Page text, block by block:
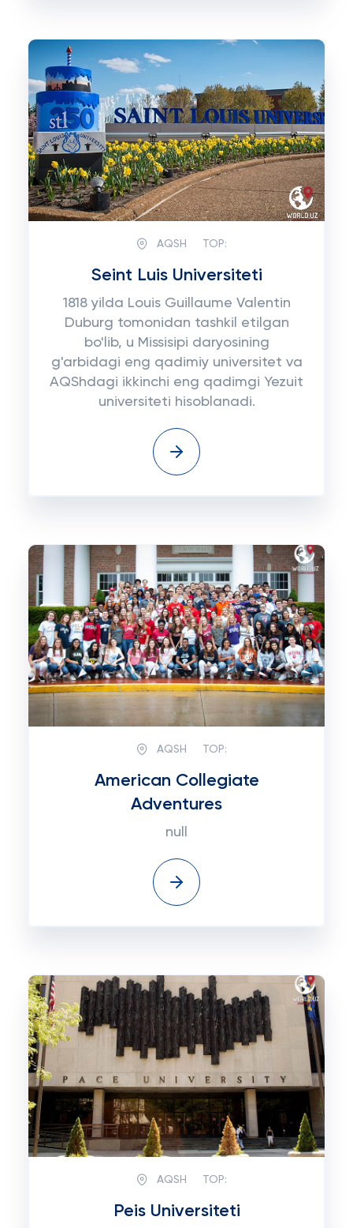
AQSH TOP:
Seint Luis Universiteti
1818 yilda Louis Guillaume Valentin
Duburg tomonidan tashkil etilgan
bo'lib, u Missisipi daryosining
g'arbidagi eng qadimiy universitet va
AQShdagi ikkinchi eng qadimgi Yezuit
universiteti hisoblanadi.
AQSH TOP:
American Collegiate
Adventures
null
AQSH TOP:
Peis Universiteti